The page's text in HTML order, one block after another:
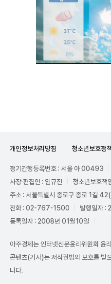
개인정보처리방침 청소년보호정
정기간행등록번호 : 서울 아 00493
사장·편집인 : 임규진
청소년보호책
주소 : 서울특별시 종로구 종로 1길
전화 : 02-767-1500
발행일자 :
등록일자 : 2008년 01월10일
아주경제는 인터넷신문윤리위원회 윤
콘텐츠(기사)는 저작권법의 보호를 받
니다.